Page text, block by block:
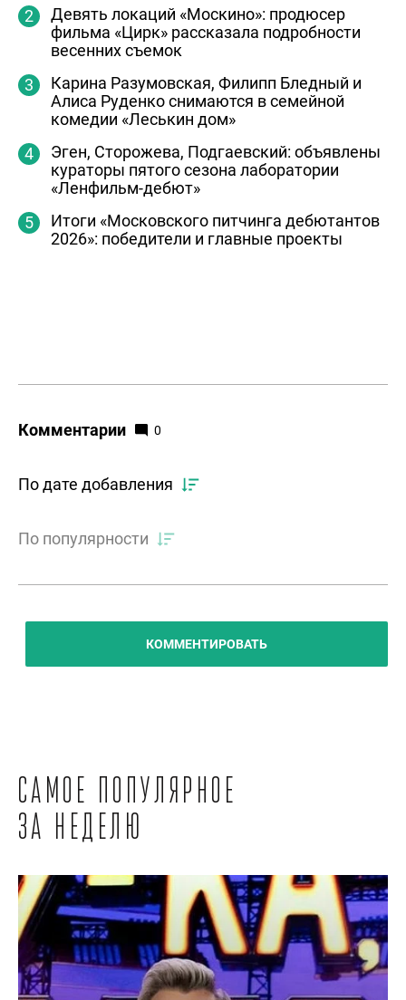
Девять локаций «Москино»: продюсер
фильма «Цирк» рассказала подробности
весенних съемок
Карина Разумовская, Филипп Бледный и
Алиса Руденко снимаются в семейной
комедии «Леськин дом»
Эген, Сторожева, Подгаевский: объявлены
кураторы пятого сезона лаборатории
«Ленфильм-дебют»
Итоги «Московского питчинга дебютантов
2026»: победители и главные проекты
Комментарии 0
По дате добавления
По популярности
КОММЕНТИРОВАТЬ
Самое популярное
за неделю